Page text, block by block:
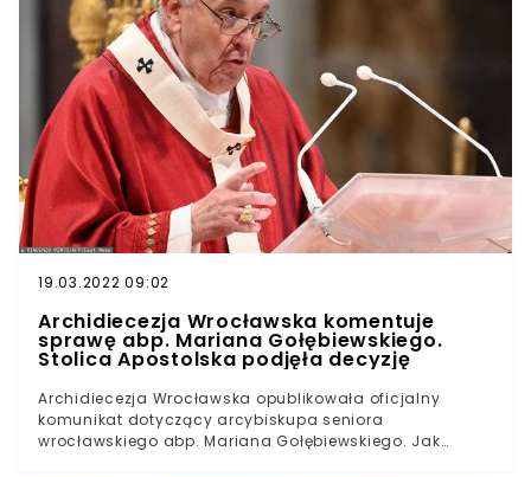
do ciepłej wody uchodźców nadal wzbrania
wspomagana przez wojsko Straż Graniczna.W czwartek
na miejsce udał się ks. Wojciech Lemański, który
wskazywał, że odrzucenie migrantów jest sprzeczne z
Ewangelią. Warto przypomnieć też, że w środę do
pomocy grupie Polskę i Łotwę zobowiązał Europejski
Trybunał Praw Człowieka.
19.03.2022 09:02
Archidiecezja Wrocławska komentuje
sprawę abp. Mariana Gołębiewskiego.
Stolica Apostolska podjęła decyzję
Archidiecezja Wrocławska opublikowała oficjalny
komunikat dotyczący arcybiskupa seniora
wrocławskiego abp. Mariana Gołębiewskiego. Jak